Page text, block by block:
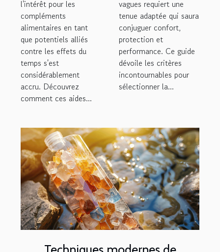
l'intérêt pour les
compléments
alimentaires en tant
que potentiels alliés
contre les effets du
temps s'est
considérablement
accru. Découvrez
comment ces aides...
vagues requiert une
tenue adaptée qui saura
conjuguer confort,
protection et
performance. Ce guide
dévoile les critères
incontournables pour
sélectionner la...